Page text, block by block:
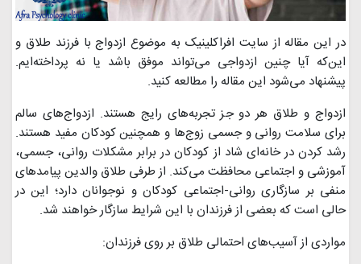
در این مقاله از سایت افراکلینیک به موضوع ازدواج با فرزند طلاق و
این‌که آیا چنین ازدواجی می‌تواند موفق باشد یا نه پرداخته‌ایم.
پیشنهاد می‌شود این مقاله را مطالعه کنید.
ازدواج و طلاق هر دو جز تجربه‌های رایج هستند. ازدواج‌های سالم
برای سلامت روانی و جسمی زوج‌ها و همچنین کودکان مفيد هستند.
رشد كردن در خانه‌ای شاد از کودکان در برابر مشکلات روانی، جسمی،
آموزشی و اجتماعی محافظت می‌کند. از طرفی طلاق والدین پیامدهای
منفی بر سازگاری روانی-اجتماعی کودکان و نوجوانان دارد؛ این در
حالی است که بعضی از فرزندان با این شرایط سازگار خواهند شد.
مواردی از آسيب‌های احتمالی طلاق بر روی فرزندان: